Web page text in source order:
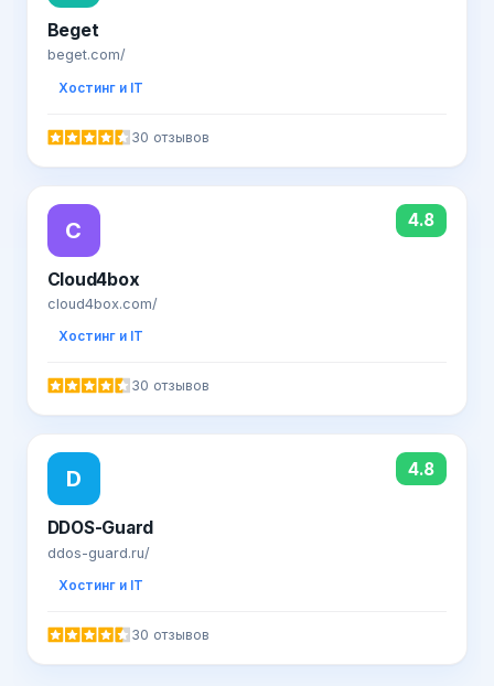
Beget
beget.com/
Хостинг и IT
30 отзывов
C 4.8
Cloud4box
cloud4box.com/
Хостинг и IT
30 отзывов
D 4.8
DDOS-Guard
ddos-guard.ru/
Хостинг и IT
30 отзывов